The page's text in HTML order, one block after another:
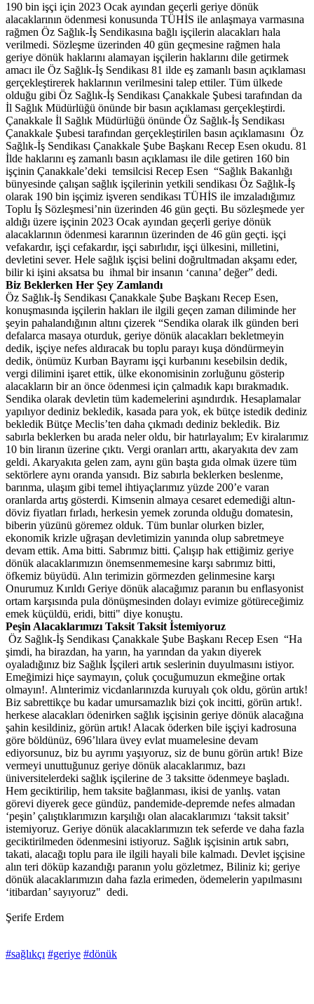
190 bin işçi için 2023 Ocak ayından geçerli geriye dönük
alacaklarının ödenmesi konusunda TÜHİS ile anlaşmaya varmasına
rağmen Öz Sağlık-İş Sendikasına bağlı işçilerin alacakları hala
verilmedi. Sözleşme üzerinden 40 gün geçmesine rağmen hala
geriye dönük haklarını alamayan işçilerin haklarını dile getirmek
amacı ile Öz Sağlık-İş Sendikası 81 ilde eş zamanlı basın açıklaması
gerçekleştirerek haklarının verilmesini talep ettiler. Tüm ülkede
olduğu gibi Öz Sağlık-İş Sendikası Çanakkale Şubesi tarafından da
İl Sağlık Müdürlüğü önünde bir basın açıklaması gerçekleştirdi.
Çanakkale İl Sağlık Müdürlüğü önünde Öz Sağlık-İş Sendikası
Çanakkale Şubesi tarafından gerçekleştirilen basın açıklamasını Öz
Sağlık-İş Sendikası Çanakkale Şube Başkanı Recep Esen okudu. 81
İlde haklarını eş zamanlı basın açıklaması ile dile getiren 160 bin
işçinin Çanakkale’deki temsilcisi Recep Esen “Sağlık Bakanlığı
bünyesinde çalışan sağlık işçilerinin yetkili sendikası Öz Sağlık-İş
olarak 190 bin işçimiz işveren sendikası TÜHİS ile imzaladığımız
Toplu İş Sözleşmesi’nin üzerinden 46 gün geçti. Bu sözleşmede yer
aldığı üzere işçinin 2023 Ocak ayından geçerli geriye dönük
alacaklarının ödenmesi kararının üzerinden de 46 gün geçti. işçi
vefakardır, işçi cefakardır, işçi sabırlıdır, işçi ülkesini, milletini,
devletini sever. Hele sağlık işçisi belini doğrultmadan akşamı eder,
bilir ki işini aksatsa bu ihmal bir insanın ‘canına’ değer” dedi.
Biz Beklerken Her Şey Zamlandı
Öz Sağlık-İş Sendikası Çanakkale Şube Başkanı Recep Esen,
konuşmasında işçilerin hakları ile ilgili geçen zaman diliminde her
şeyin pahalandığının altını çizerek “Sendika olarak ilk günden beri
defalarca masaya oturduk, geriye dönük alacakları bekletmeyin
dedik, işçiye nefes aldıracak bu toplu parayı kuşa döndürmeyin
dedik, önümüz Kurban Bayramı işçi kurbanını kesebilsin dedik,
vergi dilimini işaret ettik, ülke ekonomisinin zorluğunu gösterip
alacakların bir an önce ödenmesi için çalmadık kapı bırakmadık.
Sendika olarak devletin tüm kademelerini aşındırdık. Hesaplamalar
yapılıyor dediniz bekledik, kasada para yok, ek bütçe istedik dediniz
bekledik Bütçe Meclis’ten daha çıkmadı dediniz bekledik. Biz
sabırla beklerken bu arada neler oldu, bir hatırlayalım; Ev kiralarımız
10 bin liranın üzerine çıktı. Vergi oranları arttı, akaryakıta dev zam
geldi. Akaryakıta gelen zam, aynı gün başta gıda olmak üzere tüm
sektörlere aynı oranda yansıdı. Biz sabırla beklerken beslenme,
barınma, ulaşım gibi temel ihtiyaçlarımız yüzde 200’e varan
oranlarda artış gösterdi. Kimsenin almaya cesaret edemediği altın-
döviz fiyatları fırladı, herkesin yemek zorunda olduğu domatesin,
biberin yüzünü göremez olduk. Tüm bunlar olurken bizler,
ekonomik krizle uğraşan devletimizin yanında olup sabretmeye
devam ettik. Ama bitti. Sabrımız bitti. Çalışıp hak ettiğimiz geriye
dönük alacaklarımızın önemsenmemesine karşı sabrımız bitti,
öfkemiz büyüdü. Alın terimizin görmezden gelinmesine karşı
Onurumuz Kırıldı Geriye dönük alacağımız paranın bu enflasyonist
ortam karşısında pula dönüşmesinden dolayı evimize götüreceğimiz
emek küçüldü, eridi, bitti" diye konuştu.
Peşin Alacaklarımızı Taksit Taksit İstemiyoruz
Öz Sağlık-İş Sendikası Çanakkale Şube Başkanı Recep Esen “Ha
şimdi, ha birazdan, ha yarın, ha yarından da yakın diyerek
oyaladığınız biz Sağlık İşçileri artık seslerinin duyulmasını istiyor.
Emeğimizi hiçe saymayın, çoluk çocuğumuzun ekmeğine ortak
olmayın!. Alınterimiz vicdanlarınızda kuruyalı çok oldu, görün artık!
Biz sabrettikçe bu kadar umursamazlık bizi çok incitti, görün artık!.
herkese alacakları ödenirken sağlık işçisinin geriye dönük alacağına
şahin kesildiniz, görün artık! Alacak öderken bile işçiyi kadrosuna
göre böldünüz, 696’lılara üvey evlat muamelesine devam
ediyorsunuz, biz bu ayrımı yaşıyoruz, siz de bunu görün artık! Bize
vermeyi unuttuğunuz geriye dönük alacaklarımız, bazı
üniversitelerdeki sağlık işçilerine de 3 taksitte ödenmeye başladı.
Hem geciktirilip, hem taksite bağlanması, ikisi de yanlış. vatan
görevi diyerek gece gündüz, pandemide-depremde nefes almadan
‘peşin’ çalıştıklarımızın karşılığı olan alacaklarımızı ‘taksit taksit’
istemiyoruz. Geriye dönük alacaklarımızın tek seferde ve daha fazla
geciktirilmeden ödenmesini istiyoruz. Sağlık işçisinin artık sabrı,
takati, alacağı toplu para ile ilgili hayali bile kalmadı. Devlet işçisine
alın teri döküp kazandığı paranın yolu gözletmez, Biliniz ki; geriye
dönük alacaklarımızın daha fazla erimeden, ödemelerin yapılmasını
‘itibardan’ sayıyoruz" dedi.
Şerife Erdem
#sağlıkçı #geriye #dönük